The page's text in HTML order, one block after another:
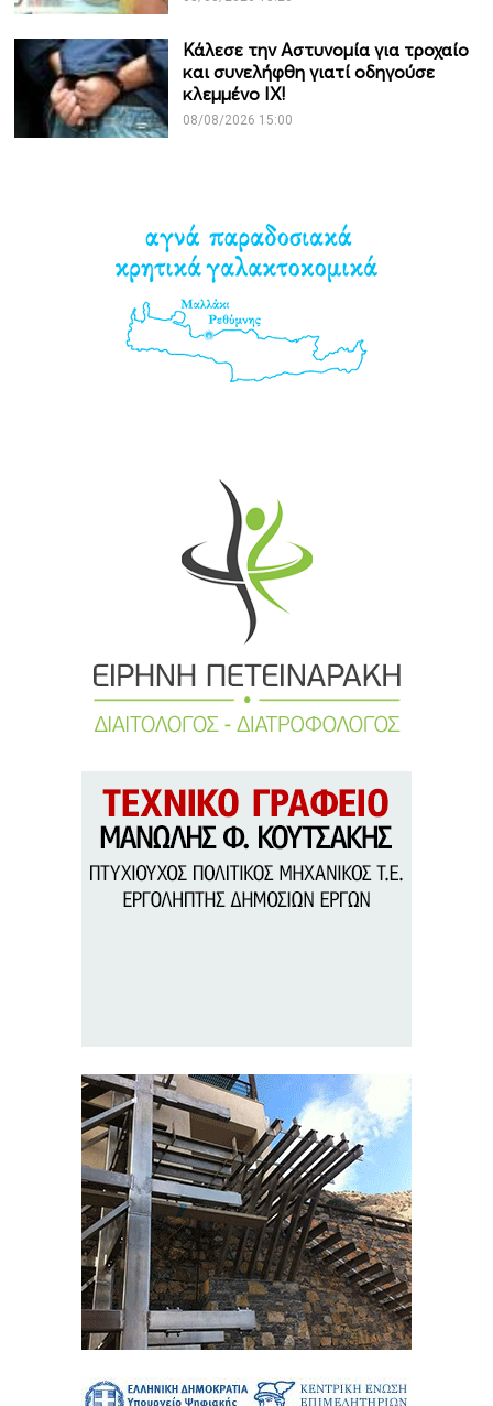
Κάλεσε την Αστυνομία για τροχαίο
και συνελήφθη γιατί οδηγούσε
κλεμμένο ΙΧ!
08/08/2026 15:00